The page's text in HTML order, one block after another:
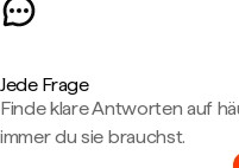
Jede Frage
Finde klare Antworten auf
immer du sie brauchst.